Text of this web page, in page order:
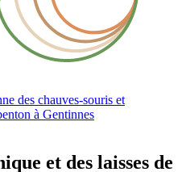
des chauves-souris et
à Gentinnes
et des laisses de